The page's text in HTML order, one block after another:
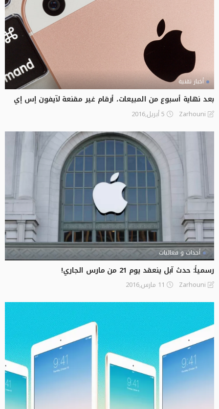
أخبار تقنية
بعد نهاية أسبوع من المبيعات، أرقام غير مقنعة لآيفون إس إي
Zarhouni 5 أبريل,2016
أحداث و فعاليات
رسمياً: حدث آبل ينعقد يوم 21 من مارس الجاري!
Zarhouni 11 مارس,2016